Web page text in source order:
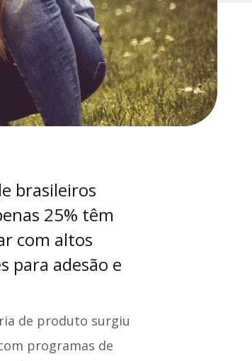
brasileiros
25% têm
com altos
para adesão e
de produto surgiu
programas de